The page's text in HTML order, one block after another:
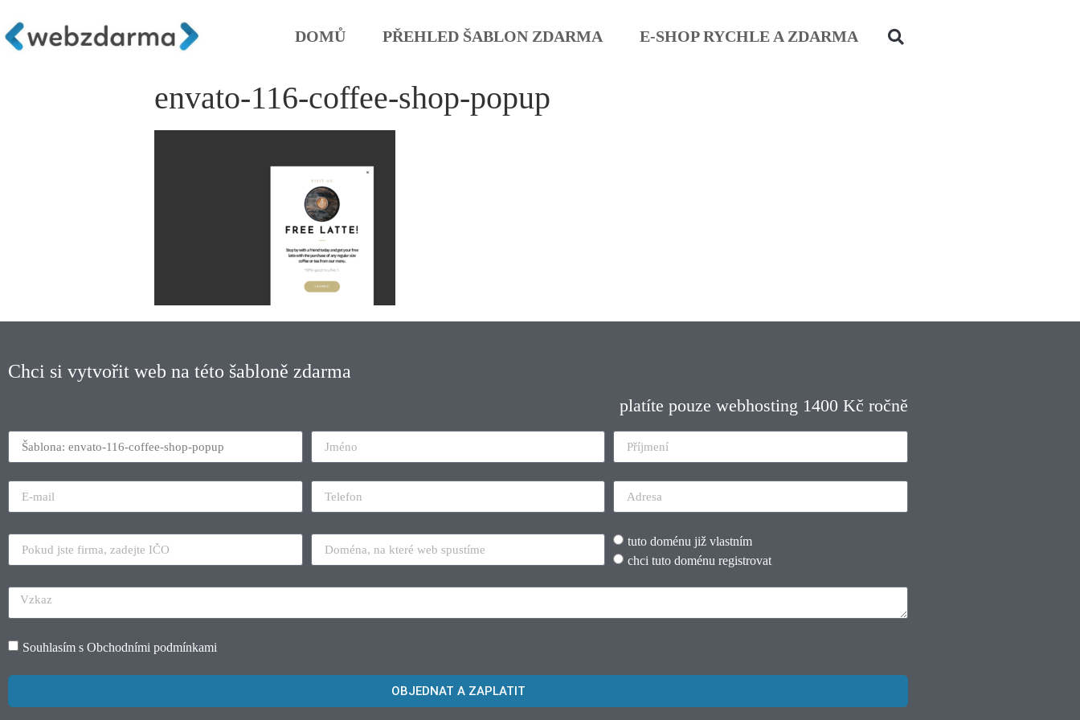
DOMŮ PŘEHLED ŠABLON ZDARMA E-SHOP RYCHLE A ZDARMA
envato-116-coffee-shop-popup
Chci si vytvořit web na této šabloně zdarma
platíte pouze webhosting 1400 Kč ročně
tuto doménu již vlastním
chci tuto doménu registrovat
Souhlasím s Obchodními podmínkami
OBJEDNAT A ZAPLATIT